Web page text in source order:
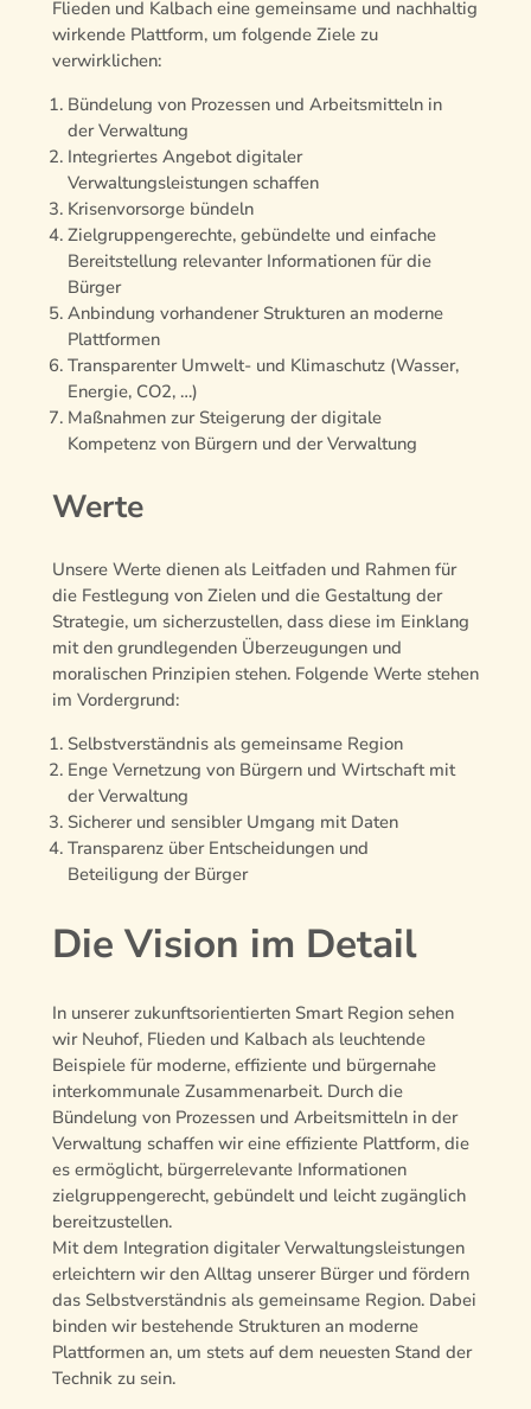
Flieden und Kalbach eine gemeinsame und nachhaltig
wirkende Plattform, um folgende Ziele zu
verwirklichen:
Bündelung von Prozessen und Arbeitsmitteln in
der Verwaltung
Integriertes Angebot digitaler
Verwaltungsleistungen schaffen
Krisenvorsorge bündeln
Zielgruppengerechte, gebündelte und einfache
Bereitstellung relevanter Informationen für die
Bürger
Anbindung vorhandener Strukturen an moderne
Plattformen
Transparenter Umwelt- und Klimaschutz (Wasser,
Energie, CO2, …)
Maßnahmen zur Steigerung der digitale
Kompetenz von Bürgern und der Verwaltung
Werte
Unsere Werte dienen als Leitfaden und Rahmen für
die Festlegung von Zielen und die Gestaltung der
Strategie, um sicherzustellen, dass diese im Einklang
mit den grundlegenden Überzeugungen und
moralischen Prinzipien stehen. Folgende Werte stehen
im Vordergrund:
Selbstverständnis als gemeinsame Region
Enge Vernetzung von Bürgern und Wirtschaft mit
der Verwaltung
Sicherer und sensibler Umgang mit Daten
Transparenz über Entscheidungen und
Beteiligung der Bürger
Die Vision im Detail
In unserer zukunftsorientierten Smart Region sehen
wir Neuhof, Flieden und Kalbach als leuchtende
Beispiele für moderne, effiziente und bürgernahe
interkommunale Zusammenarbeit. Durch die
Bündelung von Prozessen und Arbeitsmitteln in der
Verwaltung schaffen wir eine effiziente Plattform, die
es ermöglicht, bürgerrelevante Informationen
zielgruppengerecht, gebündelt und leicht zugänglich
bereitzustellen.
Mit dem Integration digitaler Verwaltungsleistungen
erleichtern wir den Alltag unserer Bürger und fördern
das Selbstverständnis als gemeinsame Region. Dabei
binden wir bestehende Strukturen an moderne
Plattformen an, um stets auf dem neuesten Stand der
Technik zu sein.